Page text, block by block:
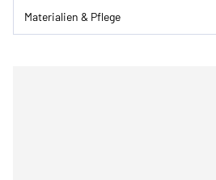
Materialien & Pflege